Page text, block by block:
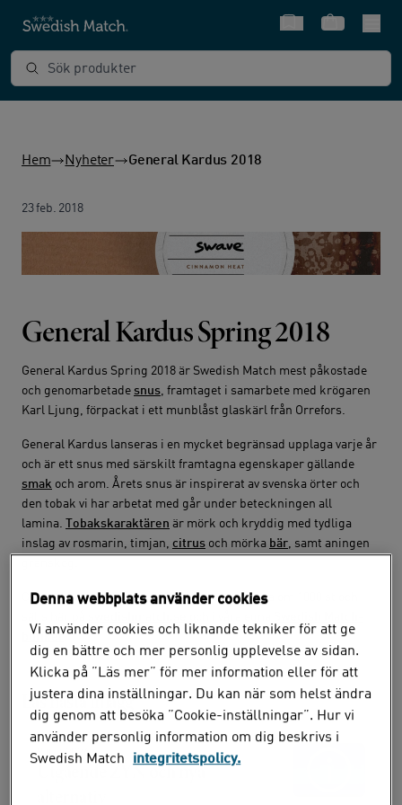
SnabbvalVarukorg
Sök produkter
Hem Nyheter General Kardus 2018
23 feb. 2018
General Kardus Spring 2018
General Kardus Spring 2018 är Swedish Match mest påkostade
och genomarbetade snus, framtaget i samarbete med krögaren
Karl Ljung, förpackat i ett munblåst glaskärl från Orrefors.
General Kardus lanseras i en mycket begränsad upplaga varje år
och är ett snus med särskilt framtagna egenskaper gällande
smak och arom. Årets snus är inspirerat av svenska örter och
den tobak vi har arbetat med går under beteckningen all
lamina.
Tobakskaraktären är mörk och kryddig med tydliga
inslag av rosmarin, timjan, citrus och mörka bär, samt aningen
General Kardus Spring 2018 säljs i en upplaga om 1000 st och
butiker.
Läs nästa inlägg
9 juli 2026
Denna webbplats använder cookies
Vi använder cookies och liknande tekniker för att ge
dig en bättre och mer personlig upplevelse av sidan.
Klicka på ”Läs mer” för mer information eller för att
justera dina inställningar. Du kan när som helst ändra
dig genom att besöka ”Cookie-inställningar”. Hur vi
använder personlig information om dig beskrivs i
Swedish Match
integritetspolicy.